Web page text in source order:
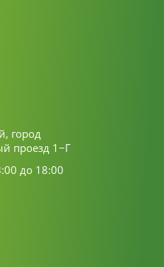
город
проезд 1−Г
до 18:00